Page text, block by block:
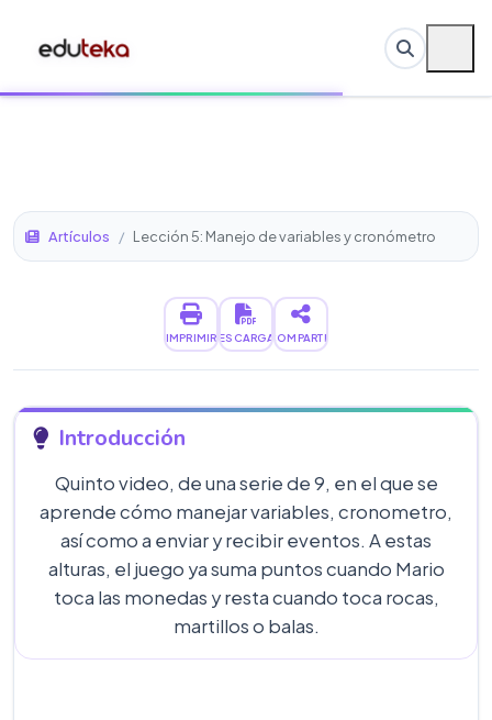
Artículos / Lección 5: Manejo de variables y cronómetro
IMPRIMIRDESCARGARCOMPARTIR
Introducción
Quinto video, de una serie de 9, en el que se
aprende cómo manejar variables, cronometro,
así como a enviar y recibir eventos. A estas
alturas, el juego ya suma puntos cuando Mario
toca las monedas y resta cuando toca rocas,
martillos o balas.